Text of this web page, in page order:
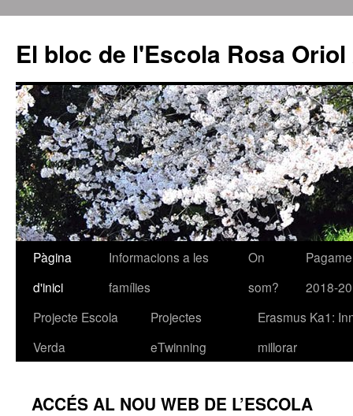
El bloc de l'Escola Rosa
Vés
contingut
Pàgina
d'inici
Informacions a les
famílies
On
som?
2018-
Projecte Escola
Verda
Projectes
eTwinning
Erasmus Ka1:
millorar
ACCÉS AL NOU WEB DE L’ESCOLA